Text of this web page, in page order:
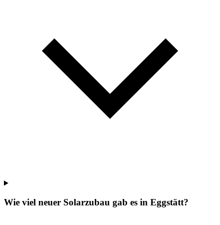
Wie viel neuer Solarzubau gab es in Eggstätt?